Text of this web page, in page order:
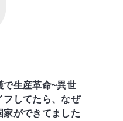
で生産革命~異世
フしてたら、なぜ
家ができてました